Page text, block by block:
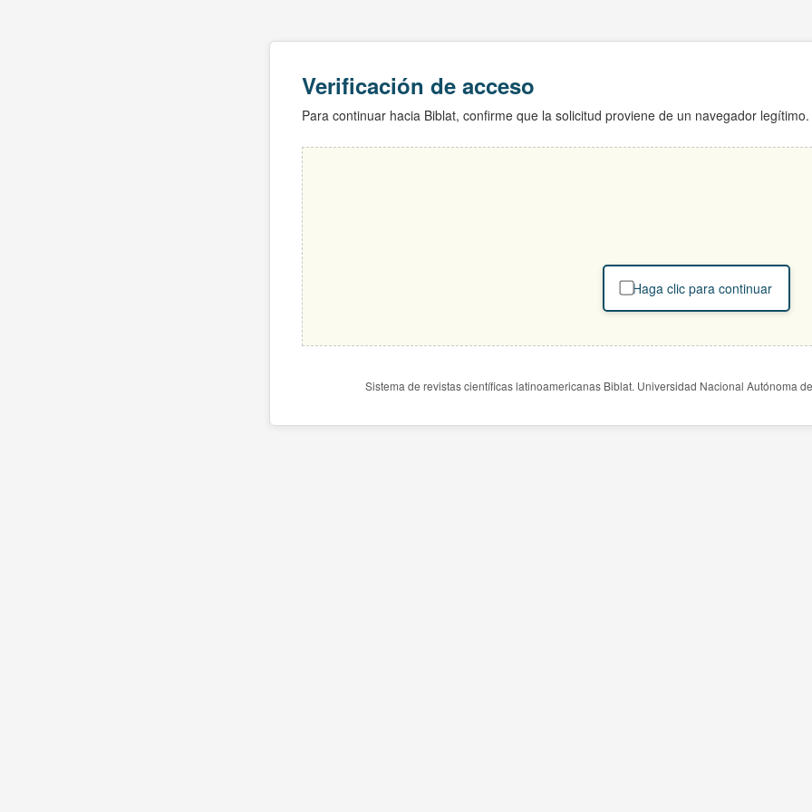
Verificación de acceso
Para continuar hacia Biblat, confirme que la solicitud proviene de un navegador legítimo.
Haga clic para continuar
Sistema de revistas científicas latinoamericanas Biblat. Universidad Nacional Autónoma